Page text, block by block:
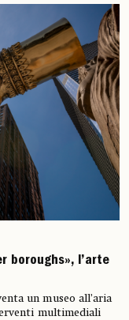
boroughs», l’arte
un museo all’aria
multimediali